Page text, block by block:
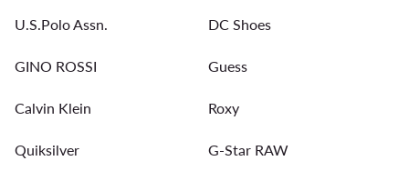
U.S.Polo Assn. DC Shoes
GINO ROSSI Guess
Calvin Klein Roxy
Quiksilver G-Star RAW